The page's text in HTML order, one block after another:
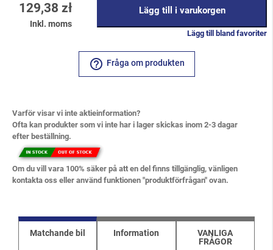
129,38 zł
Inkl. moms
Lägg till i varukorgen
Lägg till bland favoriter
help_outline Fråga om produkten
Varför visar vi inte aktieinformation?
Ofta kan produkter som vi inte har i lager skickas inom 2-3 dagar
efter beställning.
Om du vill vara 100% säker på att en del finns tillgänglig, vänligen
kontakta oss eller använd funktionen "produktförfrågan" ovan.
Matchande bil Information
VANLIGA
FRÅGOR